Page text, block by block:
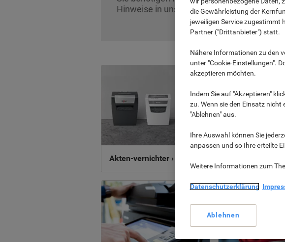
Hinweise in unseren Kaufberatungen.
Akten-vernichter ›
die Gewährleistung der
jeweiligen Service zugestimmt
Partner ("Drittanbieter") statt.
Nähere Informationen zu den
unter "Cookie-Einstellungen".
akzeptieren möchten.
Indem Sie auf "Akzeptieren"
zu. Wenn sie den Einsatz nicht
"Ablehnen" aus.
Ihre Auswahl können Sie
anpassen und so Ihre erteilte
Weitere Informationen zum
Datenschutzerklärung
Ablehnen